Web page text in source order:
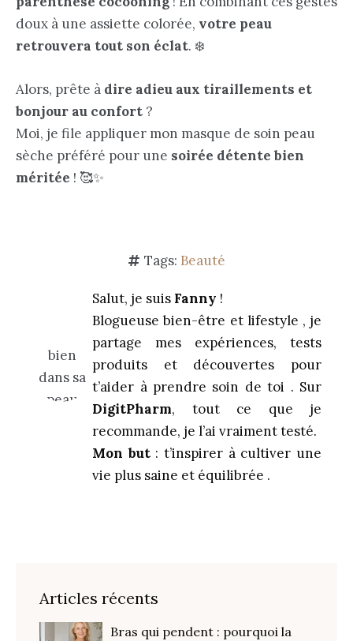
doux à une assiette colorée, votre peau
retrouvera tout son éclat. ❄️
Alors, prête à dire adieu aux tiraillements et
bonjour au confort ?
Moi, je file appliquer mon masque de soin peau
sèche préféré pour une soirée détente bien
méritée ! 🥰✨
Tags: Beauté
Salut, je suis Fanny !
Blogueuse bien-être et lifestyle , je
partage mes expériences, tests
produits et découvertes pour
t’aider à prendre soin de toi . Sur
DigitPharm, tout ce que je
recommande, je l’ai vraiment testé.
Mon but: t’inspirer à cultiver une
vie plus saine et équilibrée .
Articles récents
Bras qui pendent : pourquoi la